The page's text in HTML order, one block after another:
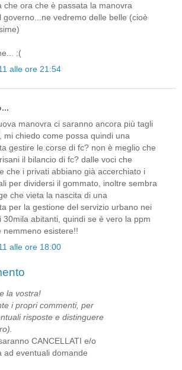
che ora che è passata la manovra
governo...ne vedremo delle belle (cioè
:(
alle ore 21:54
manovra ci saranno ancora più tagli
mi chiedo come possa quindi una
gestire le corse di fc? non è meglio che
il bilancio di fc? dalle voci che
che i privati abbiano già accerchiato i
per dividersi il gommato, inoltre sembra
che vieta la nascita di una
per la gestione del servizio urbano nei
30mila abitanti, quindi se è vero la ppm
nemmeno esistere!!
alle ore 18:00
la vostra!
i propri commenti, per
risposte e distinguere
CANCELLATI e/o
ad eventuali domande